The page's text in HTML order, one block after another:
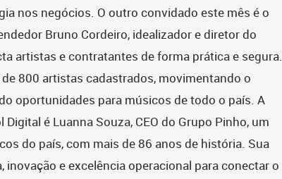
nos negócios. O outro convidado este mês é o
Bruno Cordeiro, idealizador e diretor do
artistas e contratantes de forma prática e segura.
800 artistas cadastrados, movimentando o
oportunidades para músicos de todo o país. A
é Luanna Souza, CEO do Grupo Pinho, um
do país, com mais de 86 anos de história. Sua
e excelência operacional para conectar o